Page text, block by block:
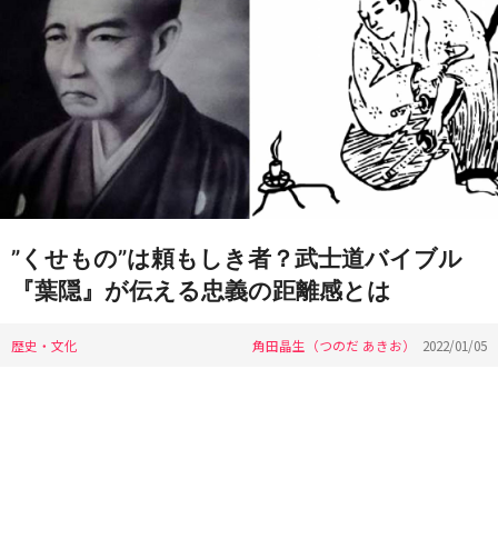
”くせもの”は頼もしき者？武士道バイブル
『葉隠』が伝える忠義の距離感とは
歴史・文化 角田晶生（つのだ あきお） 2022/01/05